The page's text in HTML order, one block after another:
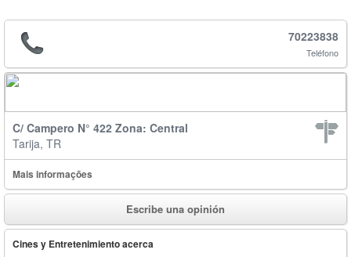
70223838
Teléfono
C/ Campero N° 422 Zona: Central
Tarija, TR
Mais informações
Escribe una opinión
Cines y Entretenimiento acerca